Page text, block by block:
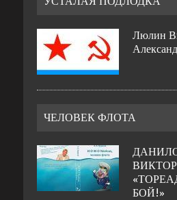
Люлин
ЧЕЛОВЕК ФЛОТА
БОЙ!»